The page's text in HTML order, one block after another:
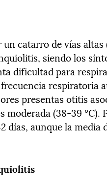
catarro de vías
siendo los
dificultad para
respiratoria
presentas otitis
moderada (38-39 ºC).
días, aunque la media